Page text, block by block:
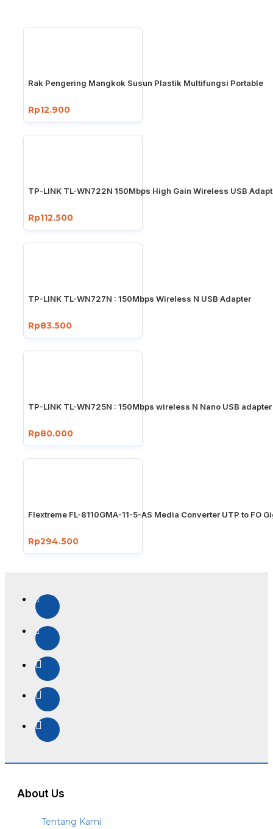
Rak Pengering Mangkok Susun Plastik Multifungsi Portable
Rp12.900
TP-LINK TL-WN722N 150Mbps High Gain Wireless USB
Rp112.500
TP-LINK TL-WN727N : 150Mbps Wireless N USB Adapter
Rp83.500
TP-LINK TL-WN725N : 150Mbps wireless N Nano USB adapter
Rp80.000
Flextreme FL-8110GMA-11-5-AS Media Converter UTP to FO
Rp294.500
About Us
Tentang Kami